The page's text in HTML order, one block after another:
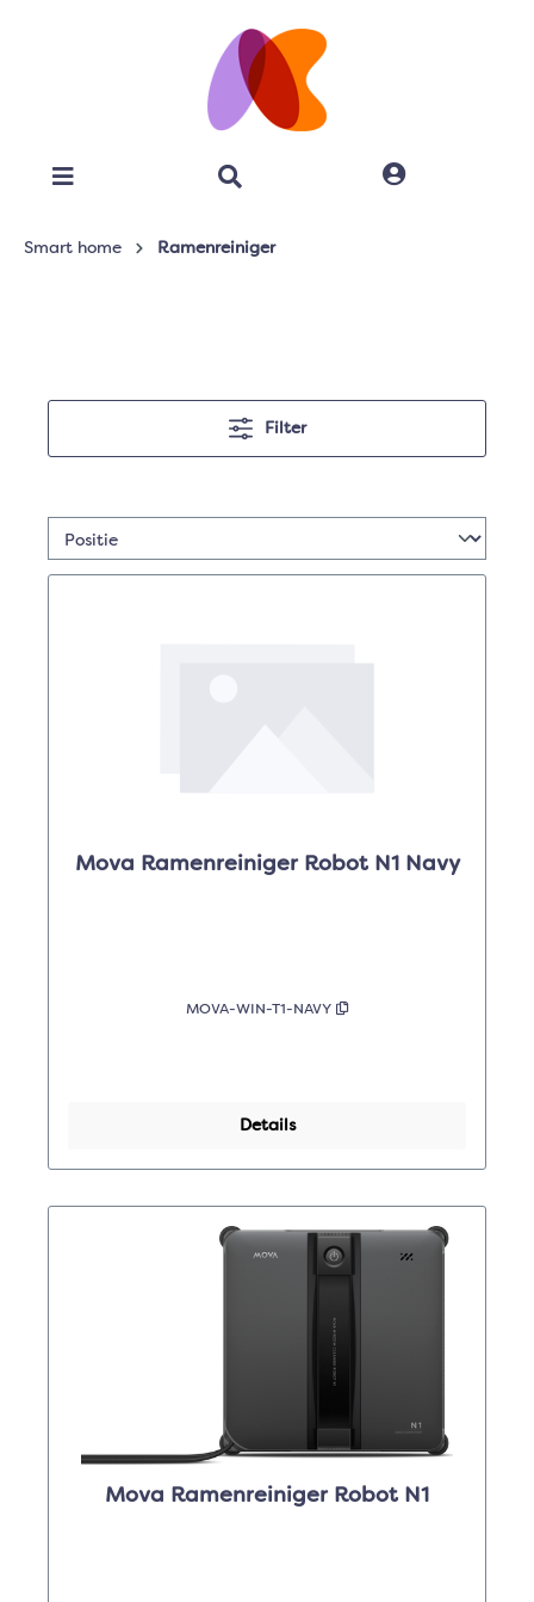
Smart home Ramenreiniger
Filter
Mova Ramenreiniger Robot N1 Navy
MOVA-WIN-T1-NAVY
Details
Mova Ramenreiniger Robot N1